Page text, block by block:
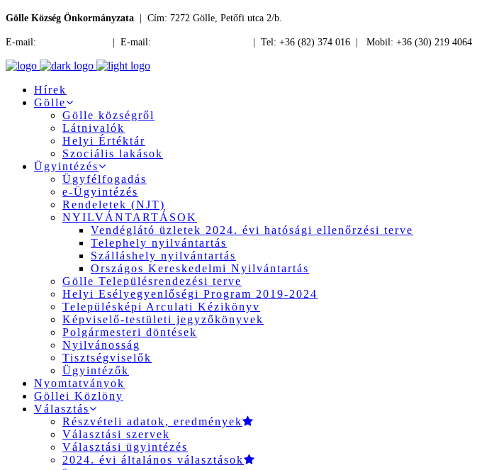
Gölle Község Önkormányzata | Cím: 7272 Gölle, Petőfi utca 2/b.
E-mail: | E-mail: | Tel: +36 (82) 374 016 | Mobil: +36 (30) 219 4064
Hírek
Gölle
Gölle községről
Látnivalók
Helyi Értéktár
Szociális lakások
Ügyintézés
Ügyfélfogadás
e-Ügyintézés
Rendeletek (NJT)
NYILVÁNTARTÁSOK
Vendéglátó üzletek 2024. évi hatósági ellenőrzési terve
Telephely nyilvántartás
Szálláshely nyilvántartás
Országos Kereskedelmi Nyilvántartás
Gölle Településrendezési terve
Helyi Esélyegyenlőségi Program 2019-2024
Településképi Arculati Kézikönyv
Képviselő-testületi jegyzőkönyvek
Polgármesteri döntések
Nyilvánosság
Tisztségviselők
Ügyintézők
Nyomtatványok
Göllei Közlöny
Választás
Részvételi adatok, eredmények
Választási szervek
Választási ügyintézés
2024. évi általános választások